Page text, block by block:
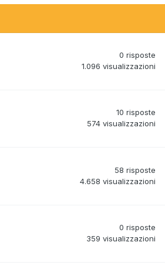
0 risposte
1.096 visualizzazioni
10 risposte
574 visualizzazioni
58 risposte
4.658 visualizzazioni
0 risposte
359 visualizzazioni